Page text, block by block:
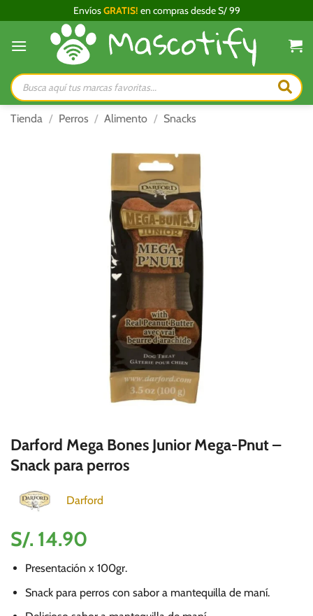
al
contenido
EnvíosGRATIS! en compras desde S/ 99
Búsqueda
de
productos
Tienda / Perros / Alimento / Snacks
Darford Mega Bones Junior Mega-Pnut –
Snack para perros
Darford
S/. 14.90
Presentación x 100gr.
Snack para perros con sabor a mantequilla de maní.